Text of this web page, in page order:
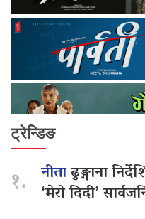
ट्रेन्डिङ
१. नीताढुङ्गाना
‘मेरो दिदी’